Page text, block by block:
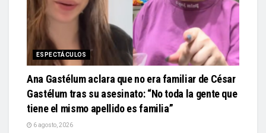
ESPECTÁCULOS
Ana Gastélum aclara que no era familiar de César
Gastélum tras su asesinato: “No toda la gente que
tiene el mismo apellido es familia”
6 agosto, 2026